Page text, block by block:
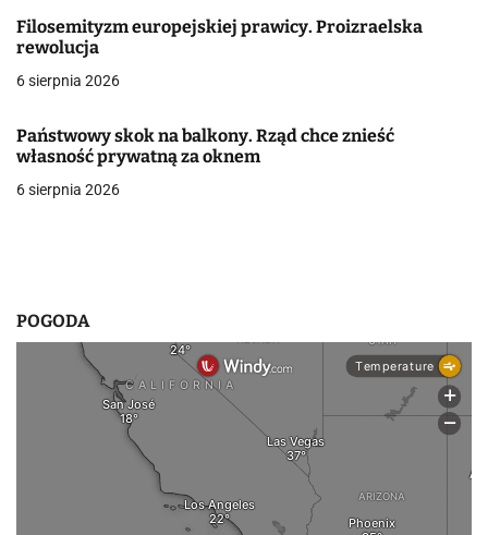
p
i
u
Filosemityzm europejskiej prawicy. Proizraelska
rewolucja
6 sierpnia 2026
Państwowy skok na balkony. Rząd chce znieść
własność prywatną za oknem
6 sierpnia 2026
POGODA